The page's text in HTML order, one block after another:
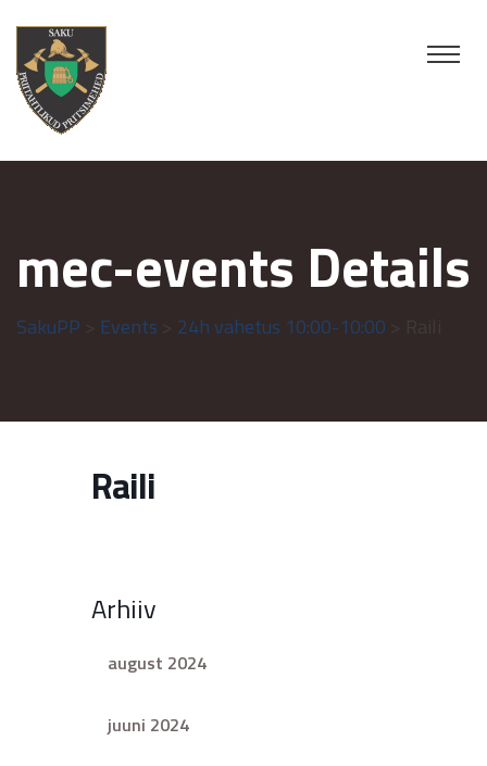
mec-events Details
SakuPP Events 24h vahetus 10:00-10:00
Raili
Arhiiv
august 2024
juuni 2024